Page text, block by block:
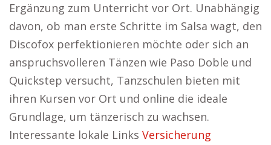
Ergänzung zum Unterricht vor Ort. Unabhängig
davon, ob man erste Schritte im Salsa wagt, den
Discofox perfektionieren möchte oder sich an
anspruchsvolleren Tänzen wie Paso Doble und
Quickstep versucht, Tanzschulen bieten mit
ihren Kursen vor Ort und online die ideale
Grundlage, um tänzerisch zu wachsen.
Interessante lokale Links Versicherung